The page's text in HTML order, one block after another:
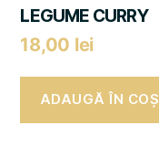
LEGUME CURRY
18,00 lei
ADAUGĂ ÎN COȘ